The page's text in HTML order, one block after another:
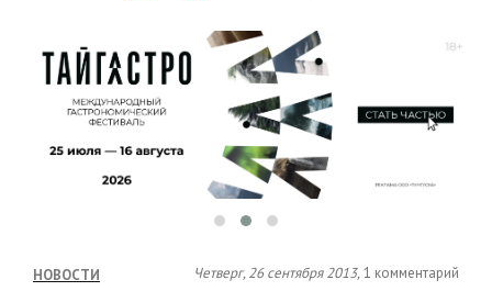
НОВОСТИ Четверг, 26 сентября 2013,1 комментарий